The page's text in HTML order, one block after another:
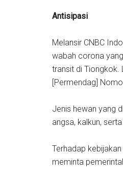
Antisipasi
Melansir CNBC
wabah corona
transit di Tiongkok.
[Permendag]
Jenis hewan yang
angsa, kalkun,
Terhadap
meminta